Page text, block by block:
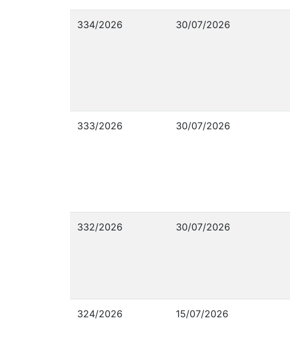
334/2026 30/07/2026
333/2026 30/07/2026
332/2026 30/07/2026
324/2026 15/07/2026